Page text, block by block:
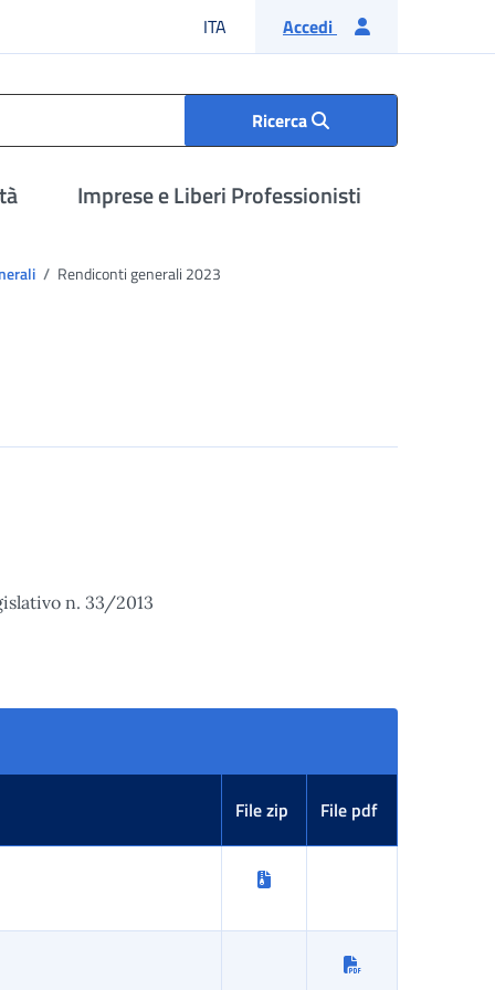
ITA Lingua italiana
Accedi
Ricerca
Imprese e Liberi Professionisti
Rendiconti generali 2023
n. 33/2013
File zip File pdf